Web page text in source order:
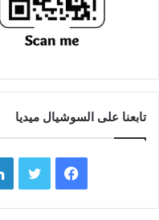
تابعنا على السوشيال ميديا
فيسبوك تويتر